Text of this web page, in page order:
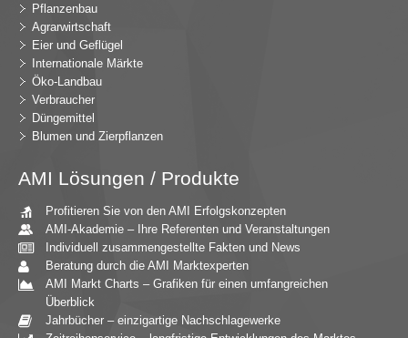
Pflanzenbau
Agrarwirtschaft
Eier und Geflügel
Internationale Märkte
Öko-Landbau
Verbraucher
Düngemittel
Blumen und Zierpflanzen
AMI Lösungen / Produkte
Profitieren Sie von den AMI Erfolgskonzepten
AMI-Akademie – Ihre Referenten und Veranstaltungen
Individuell zusammengestellte Fakten und News
Beratung durch die AMI Marktexperten
AMI Markt Charts – Grafiken für einen umfangreichen
Überblick
Jahrbücher – einzigartige Nachschlagewerke